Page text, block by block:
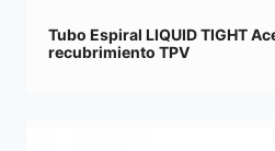
Tubo Espiral LIQUID TIGHT
recubrimiento TPV